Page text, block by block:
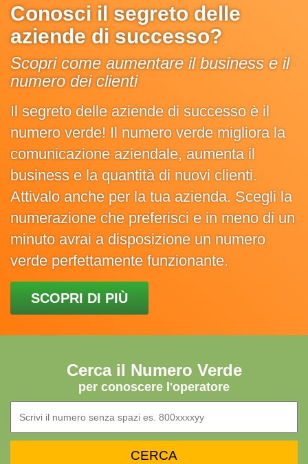
Conosci il segreto delle
aziende di successo?
Scopri come aumentare il business e il
numero dei clienti
Il segreto delle aziende di successo è il
numero verde! Il numero verde migliora la
comunicazione aziendale, aumenta il
business e la quantità di nuovi clienti.
Attivalo anche per la tua azienda. Scegli la
numerazione che preferisci e in meno di un
minuto avrai a disposizione un numero
verde perfettamente funzionante.
SCOPRI DI PIÙ
Cerca il Numero Verde
per conoscere l'operatore